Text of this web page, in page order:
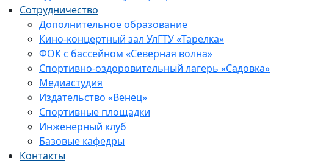
Сотрудничество
Дополнительное образование
Кино-концертный зал УлГТУ «Тарелка»
ФОК с бассейном «Северная волна»
Спортивно-оздоровительный лагерь «Садовка»
Медиастудия
Издательство «Венец»
Спортивные площадки
Инженерный клуб
Базовые кафедры
Контакты